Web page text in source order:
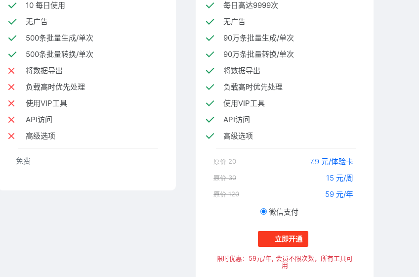
10 每日使用
无广告
500条批量生成/单次
500条批量转换/单次
将数据导出
负载高时优先处理
使用VIP工具
API访问
高级选项
免费
每日高达9999次
无广告
90万条批量生成/单次
90万条批量转换/单次
将数据导出
负载高时优先处理
使用VIP工具
API访问
高级选项
原价 20 7.9 元/体验卡
原价 30 15 元/周
原价 120 59 元/年
微信支付
立即开通
限时优惠：59元/年, 会员不限次数，所有工具可
用